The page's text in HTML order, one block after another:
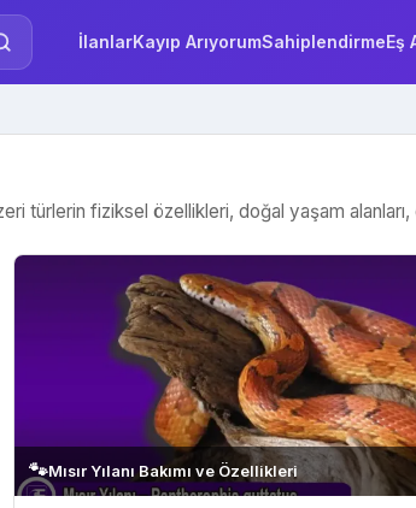
İlanlarKayıp ArıyorumSahiplendirmeEş
türlerin fiziksel özellikleri, doğal yaşam
🐾Mısır Yılanı Bakımı ve Özellikleri